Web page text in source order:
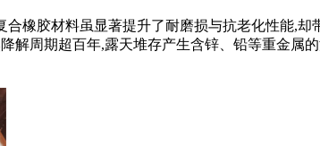
橡胶材料虽显著提升了耐磨损与抗老化性能,
解周期超百年,露天堆存产生含锌、铅等重金属